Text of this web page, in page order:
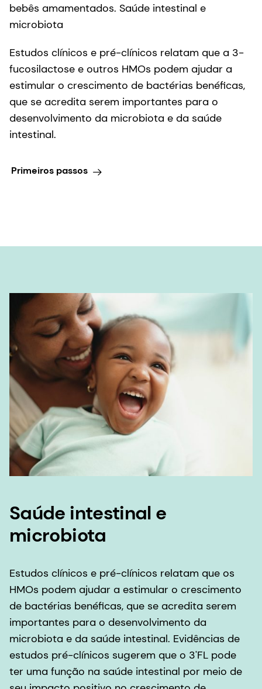
bebês amamentados. Saúde intestinal e
microbiota
Estudos clínicos e pré-clínicos relatam que a 3-
fucosilactose e outros HMOs podem ajudar a
estimular o crescimento de bactérias benéficas,
que se acredita serem importantes para o
desenvolvimento da microbiota e da saúde
intestinal.
Primeiros passos
Saúde intestinal e
microbiota
Estudos clínicos e pré-clínicos relatam que os
HMOs podem ajudar a estimular o crescimento
de bactérias benéficas, que se acredita serem
importantes para o desenvolvimento da
microbiota e da saúde intestinal. Evidências de
estudos pré-clínicos sugerem que o 3'FL pode
ter uma função na saúde intestinal por meio de